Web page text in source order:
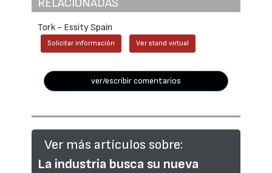
Tork - Essity Spain
Solicitar información Ver stand virtual
ver/escribir comentarios
Ver más artículos sobre:
La industria busca su nueva